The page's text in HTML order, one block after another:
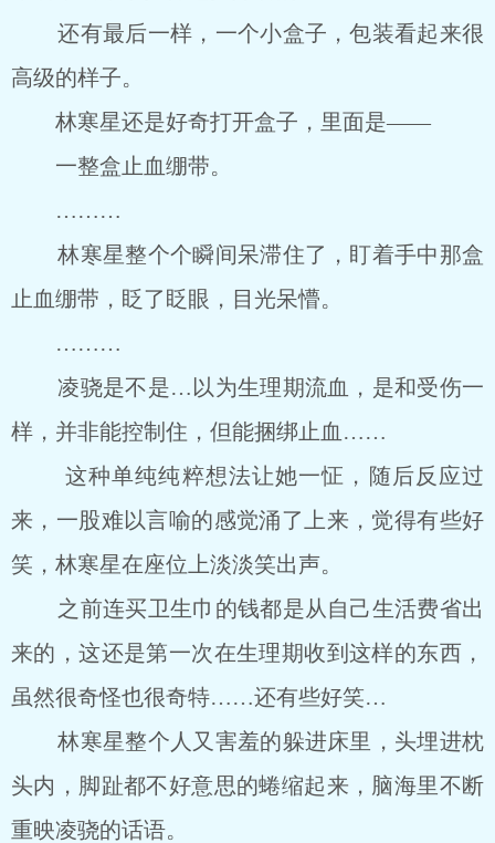
还有最后一样，一个小盒子，包装看起来很
高级的样子。
林寒星还是好奇打开盒子，里面是――
一整盒止血绷带。
………
林寒星整个个瞬间呆滞住了，盯着手中那盒
止血绷带，眨了眨眼，目光呆懵。
………
凌骁是不是…以为生理期流血，是和受伤一
样，并非能控制住，但能捆绑止血……
这种单纯纯粹想法让她一怔，随后反应过
来，一股难以言喻的感觉涌了上来，觉得有些好
笑，林寒星在座位上淡淡笑出声。
之前连买卫生巾的钱都是从自己生活费省出
来的，这还是第一次在生理期收到这样的东西，
虽然很奇怪也很奇特……还有些好笑…
林寒星整个人又害羞的躲进床里，头埋进枕
头内，脚趾都不好意思的蜷缩起来，脑海里不断
重映凌骁的话语。